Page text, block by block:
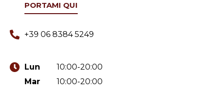
PORTAMI QUI
+39 06 8384 5249
Lun
10:00-20:00
Mar
10:00-20:00